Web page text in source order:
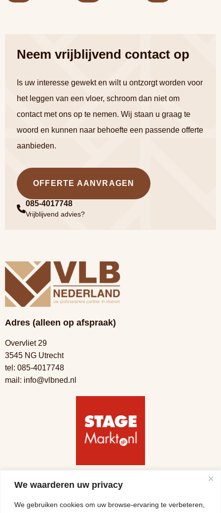
We waarderen uw privacy
We gebruiken cookies om uw browse-ervaring te verbeteren,
Neem vrijblijvend contact op
Is uw interesse gewekt en wilt u ontzorgt worden voor
het leggen van een vloer, schroom dan niet om
contact met ons op te nemen. Wij staan u graag te
woord en kunnen naar behoefte een passende offerte
aanbieden.
OFFERTE AANVRAGEN
085-4017748
Vrijblijvend advies?
Adres (alleen op afspraak)
Overvliet 29
3545 NG Utrecht
tel: 085-4017748
mail: info@vlbned.nl
Volg ons